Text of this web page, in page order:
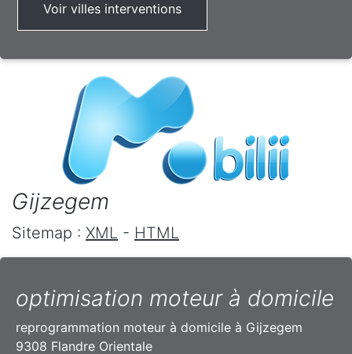
Voir villes interventions
Gijzegem
Sitemap : XML - HTML
optimisation moteur à domicile
reprogrammation moteur à domicile à Gijzegem
9308 Flandre Orientale